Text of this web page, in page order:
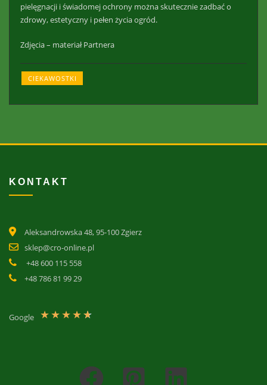
pielęgnacji i świadomej ochrony można skutecznie zadbać o
zdrowy, estetyczny i pełen życia ogród.
Zdjęcia – materiał Partnera
CIEKAWOSTKI
KONTAKT
Aleksandrowska 48, 95-100 Zgierz
sklep@cro-online.pl
+48 600 115 558
+48 786 81 99 29
Google ★★★★★